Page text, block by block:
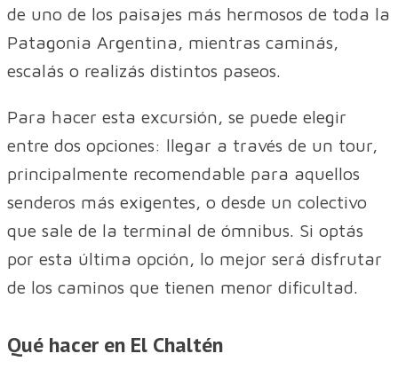
de uno de los paisajes más hermosos de toda la
Patagonia Argentina, mientras caminás,
escalás o realizás distintos paseos.
Para hacer esta excursión, se puede elegir
entre dos opciones: llegar a través de un tour,
principalmente recomendable para aquellos
senderos más exigentes, o desde un colectivo
que sale de la terminal de ómnibus. Si optás
por esta última opción, lo mejor será disfrutar
de los caminos que tienen menor dificultad.
Qué hacer en El Chaltén